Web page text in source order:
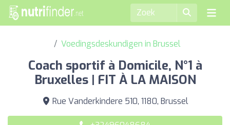
Voedingsdeskundigen in Brussel
Coach sportif à Domicile, N°1 à
Bruxelles | FIT À LA MAISON
Rue Vanderkindere 510, 1180, Brussel